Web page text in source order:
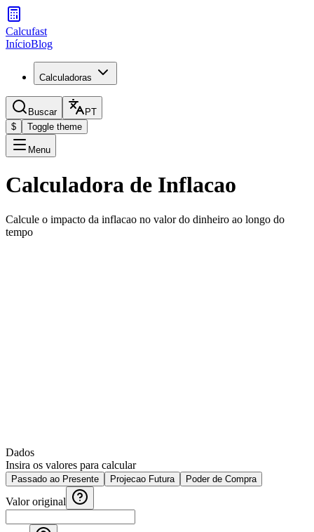
Calcufast
InícioBlog
Calculadoras
Buscar
PT
$
Toggle theme
Menu
Calculadora de Inflacao
Calcule o impacto da inflacao no valor do dinheiro ao longo do
tempo
Dados
Insira os valores para calcular
Passado ao Presente Projecao Futura Poder de Compra
Valor original